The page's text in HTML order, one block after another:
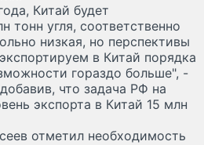
Китай будет
тонн угля, соответственно
низкая, но перспективы
в Китай порядка
гораздо больше", -
что задача РФ на
экспорта в Китай 15 млн
отметил необходимость